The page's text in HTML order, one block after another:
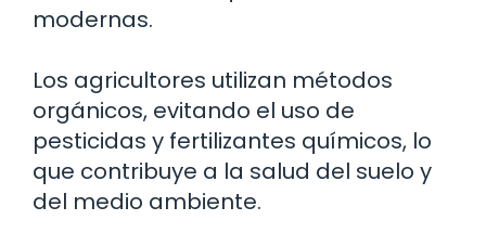
modernas.
Los agricultores utilizan métodos
orgánicos, evitando el uso de
pesticidas y fertilizantes químicos, lo
que contribuye a la salud del suelo y
del medio ambiente.